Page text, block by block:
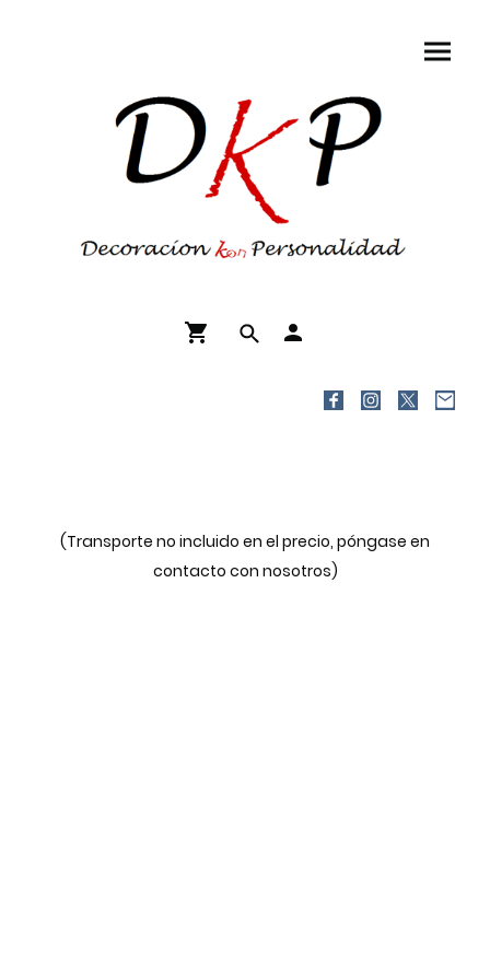
(Transporte no incluido en el precio, póngase en
contacto con nosotros)